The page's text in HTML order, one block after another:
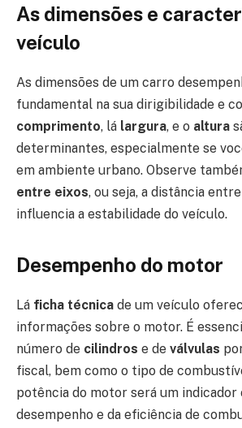
As dimensões e
veículo
As dimensões de um carro
fundamental na sua dirigibilidade e
comprimento, lá largura, e o altura
determinantes, especialmente se
em ambiente urbano. Observe
entre eixos, ou seja, a distância
influencia a estabilidade do veículo.
Desempenho do motor
Lá ficha técnica de um veículo
informações sobre o motor. É
número de cilindros e de válvulas
fiscal, bem como o tipo de
potência do motor será um indicador
desempenho e da eficiência de